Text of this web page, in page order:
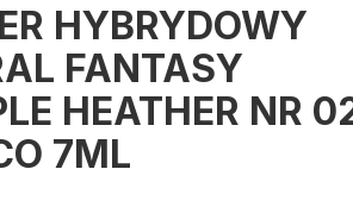
HYBRYDOWY
FANTASY
HEATHER NR
7ML